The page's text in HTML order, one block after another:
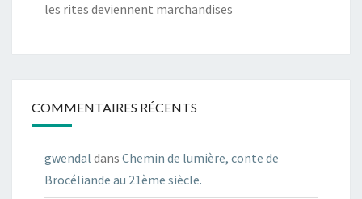
les rites deviennent marchandises
COMMENTAIRES RÉCENTS
gwendal dans Chemin de lumière, conte de
Brocéliande au 21ème siècle.